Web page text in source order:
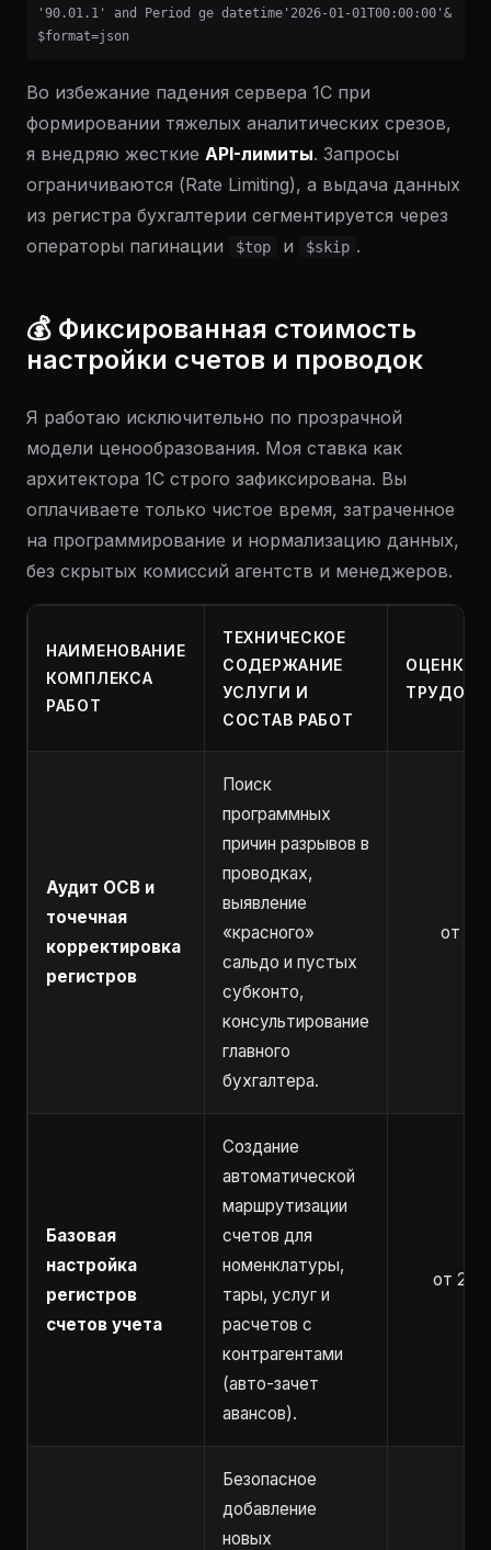
'90.01.1' and Period ge datetime'2026-01-01T00:00:00'&
$format=json
Во избежание падения сервера 1С при
формировании тяжелых аналитических срезов,
я внедряю жесткие API-лимиты. Запросы
ограничиваются (Rate Limiting), а выдача данных
из регистра бухгалтерии сегментируется через
операторы пагинации
$top и $skip .
💰 Фиксированная стоимость
настройки счетов и проводок
Я работаю исключительно по прозрачной
модели ценообразования. Моя ставка как
архитектора 1С строго зафиксирована. Вы
оплачиваете только чистое время, затраченное
на программирование и нормализацию данных,
без скрытых комиссий агентств и менеджеров.
НАИМЕНОВАНИЕ
КОМПЛЕКСА
РАБОТ
ТЕХНИЧЕСКОЕ
СОДЕРЖАНИЕ
УСЛУГИ И
СОСТАВ РАБОТ
ОЦЕНКА
Аудит ОСВ и
точечная
корректировка
регистров
Поиск
программных
причин разрывов в
проводках,
выявление
«красного»
сальдо и пустых
субконто,
консультирование
главного
бухгалтера.
от 1
Базовая
настройка
регистров
счетов учета
Создание
автоматической
маршрутизации
счетов для
номенклатуры,
тары, услуг и
расчетов с
контрагентами
(авто-зачет
авансов).
от 2
Безопасное
добавление
новых